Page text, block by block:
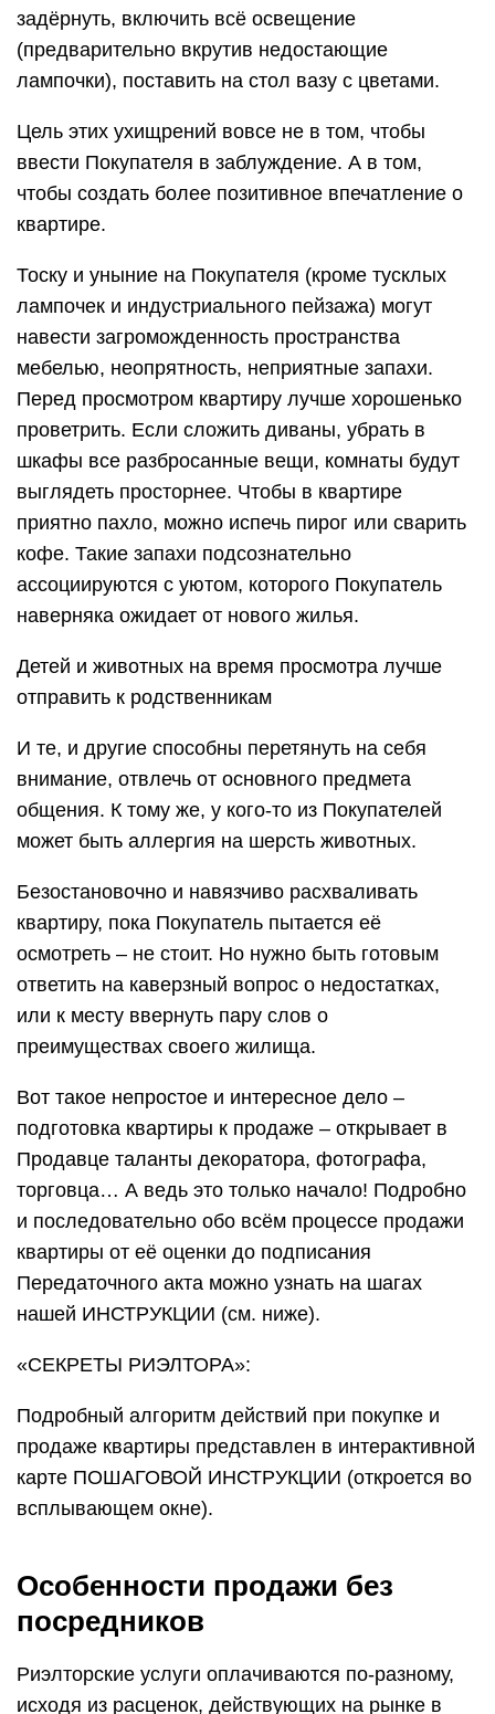
задёрнуть, включить всё освещение
(предварительно вкрутив недостающие
лампочки), поставить на стол вазу с цветами.
Цель этих ухищрений вовсе не в том, чтобы
ввести Покупателя в заблуждение. А в том,
чтобы создать более позитивное впечатление о
квартире.
Тоску и уныние на Покупателя (кроме тусклых
лампочек и индустриального пейзажа) могут
навести загроможденность пространства
мебелью, неопрятность, неприятные запахи.
Перед просмотром квартиру лучше хорошенько
проветрить. Если сложить диваны, убрать в
шкафы все разбросанные вещи, комнаты будут
выглядеть просторнее. Чтобы в квартире
приятно пахло, можно испечь пирог или сварить
кофе. Такие запахи подсознательно
ассоциируются с уютом, которого Покупатель
наверняка ожидает от нового жилья.
Детей и животных на время просмотра лучше
отправить к родственникам
И те, и другие способны перетянуть на себя
внимание, отвлечь от основного предмета
общения. К тому же, у кого-то из Покупателей
может быть аллергия на шерсть животных.
Безостановочно и навязчиво расхваливать
квартиру, пока Покупатель пытается её
осмотреть – не стоит. Но нужно быть готовым
ответить на каверзный вопрос о недостатках,
или к месту ввернуть пару слов о
преимуществах своего жилища.
Вот такое непростое и интересное дело –
подготовка квартиры к продаже – открывает в
Продавце таланты декоратора, фотографа,
торговца… А ведь это только начало! Подробно
и последовательно обо всём процессе продажи
квартиры от её оценки до подписания
Передаточного акта можно узнать на шагах
нашей ИНСТРУКЦИИ (см. ниже).
«СЕКРЕТЫ РИЭЛТОРА»:
Подробный алгоритм действий при покупке и
продаже квартиры представлен в интерактивной
карте ПОШАГОВОЙ ИНСТРУКЦИИ (откроется во
всплывающем окне).
Особенности продажи без
посредников
Риэлторские услуги оплачиваются по-разному,
исходя из расценок, действующих на рынке в